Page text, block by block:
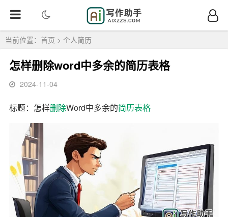
当前位置： 首页 > 个人简历
怎样删除word中多余的简历表格
2024-11-04
标题：怎样删除Word中多余的简历表格